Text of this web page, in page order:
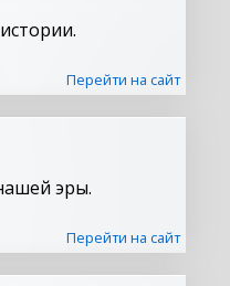
Перейти на сайт
эры.
Перейти на сайт